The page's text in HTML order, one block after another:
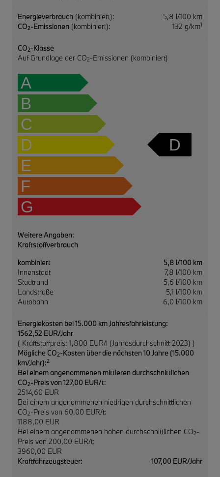
Energieverbrauch (kombiniert):
5,8 l/100 km
CO2-Emissionen (kombiniert): 132 g/km1
CO2-Klasse
Auf Grundlage der CO2-Emissionen (kombiniert)
A
B
C
D
E
F
G
D
Weitere Angaben:
Kraftstoffverbrauch
kombiniert
5,8 l/100 km
Innenstadt
7,8 l/100 km
Stadtrand
5,6 l/100 km
Landstraße
5,1 l/100 km
Autobahn
6,0 l/100 km
Energiekosten bei 15.000 km Jahresfahrleistung:
1562,52 EUR/Jahr
( Kraftstoffpreis: 1,800 EUR/l (Jahresdurchschnitt 2023) )
Mögliche CO2-Kosten über die nächsten 10 Jahre (15.000
km/Jahr):2
Bei einem angenommenen mittleren durchschnittlichen
CO2-Preis von 127,00 EUR/t:
2514,60 EUR
Bei einem angenommenen niedrigen durchschnittlichen
CO2-Preis von 60,00 EUR/t:
1188,00 EUR
Bei einem angenommenen hohen durchschnittlichen CO2-
Preis von 200,00 EUR/t:
3960,00 EUR
Kraftfahrzeugsteuer:
107,00 EUR/Jahr